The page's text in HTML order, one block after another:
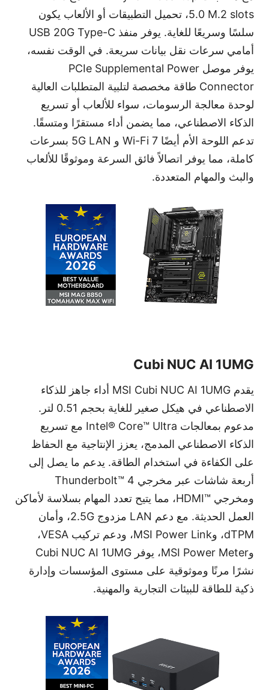
5.0 M.2 slots، تحميل التطبيقات أو الألعاب يكون
سلسًا وسريعًا للغاية. يوفر منفذ USB 20G Type-C
أمامي سرعات نقل بيانات سريعة. في الوقت نفسه،
يوفر موصل PCIe Supplemental Power
Connector طاقة مخصصة لتلبية المتطلبات العالية
لوحدة معالجة الرسومات، سواء للألعاب أو تسريع
الذكاء الاصطناعي، مما يضمن أداء مستقرًا ومتسقًا.
تدعم اللوحة الأم أيضًا Wi-Fi 7 و 5G LAN بسرعات
كاملة، مما يوفر اتصالاً فائق السرعة وموثوقًا للألعاب
والبث والمهام المتعددة.
Cubi NUC AI 1UMG
يقدم MSI Cubi NUC AI 1UMG أداء جاهز للذكاء
الاصطناعي في هيكل صغير للغاية بحجم 0.51 لتر.
مدعوم بمعالجات Intel® Core™ Ultra مع تسريع
الذكاء الاصطناعي المدمج، يعزز الإنتاجية مع الحفاظ
على الكفاءة في استخدام الطاقة. يدعم ما يصل إلى
أربعة شاشات عبر مخرجي Thunderbolt™ 4
ومخرجي HDMI™، مما يتيح تعدد المهام بسلاسة لأماكن
العمل الحديثة. مع دعم LAN مزدوج 2.5G، وأمان
dTPM، وMSI Power Link، ودعم تركيب VESA،
وMSI Power Meter، يوفر Cubi NUC AI 1UMG
نشرًا مرنًا وموثوقية على مستوى المؤسسات وإدارة
ذكية للطاقة للبيئات التجارية والمهنية.